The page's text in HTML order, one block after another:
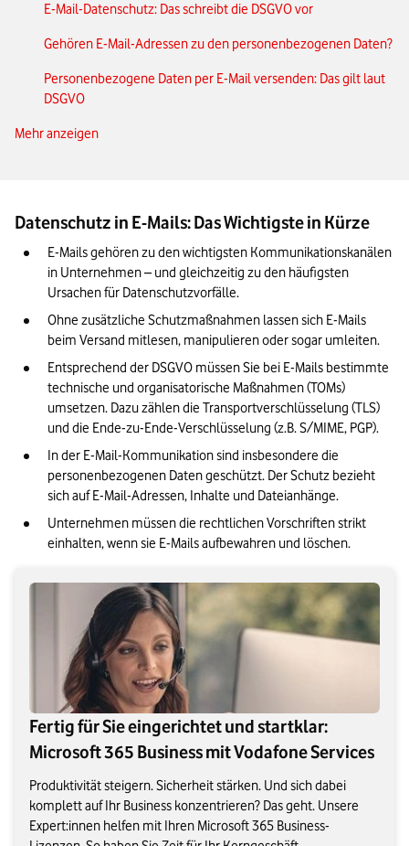
E-Mail-Datenschutz: Das schreibt die DSGVO vor
Gehören E-Mail-Adressen zu den personenbezogenen Daten?
Personenbezogene Daten per E-Mail versenden: Das gilt laut
DSGVO
E-Mail-Verschlüsselung nach DSGVO
Unser Fazit: Datenschutz bei E-Mails ist für Unternehmen
unverzichtbar
Mehr anzeigen
Datenschutz in E-Mails: Das Wichtigste in Kürze
E-Mails gehören zu den wichtigsten Kommunikationskanälen
in Unternehmen – und gleichzeitig zu den häufigsten
Ursachen für Datenschutzvorfälle.
Ohne zusätzliche Schutzmaßnahmen lassen sich E-Mails
beim Versand mitlesen, manipulieren oder sogar umleiten.
Entsprechend der DSGVO müssen Sie bei E-Mails bestimmte
technische und organisatorische Maßnahmen (TOMs)
umsetzen. Dazu zählen die Transportverschlüsselung (TLS)
und die Ende-zu-Ende-Verschlüsselung (z.B. S/MIME, PGP).
In der E-Mail-Kommunikation sind insbesondere die
personenbezogenen Daten geschützt. Der Schutz bezieht
sich auf E-Mail-Adressen, Inhalte und Dateianhänge.
Unternehmen müssen die rechtlichen Vorschriften strikt
einhalten, wenn sie E-Mails aufbewahren und löschen.
Fertig für Sie eingerichtet und startklar:
Microsoft 365 Business mit Vodafone Services
Produktivität steigern. Sicherheit stärken. Und sich dabei
komplett auf Ihr Business konzentrieren? Das geht. Unsere
Expert:innen helfen mit Ihren Microsoft 365 Business-